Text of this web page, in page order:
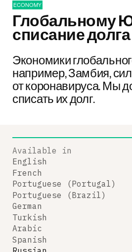
ECONOMY
Глобальному
списание долга
Экономики
например, Замбия,
от коронавируса. Мы
списать их долг.
Available in
English
French
Portuguese (Portugal)
Portuguese (Brazil)
German
Turkish
Arabic
Spanish